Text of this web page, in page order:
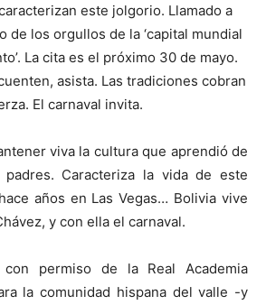
este jolgorio. Llamado a
de los orgullos de la ‘capital mundial
La cita es el próximo 30 de mayo.
asista. Las tradiciones cobran
El carnaval invita.
viva la cultura que aprendió de
Caracteriza la vida de este
años en Las Vegas… Bolivia vive
y con ella el carnaval.
permiso de la Real Academia
la comunidad hispana del valle -y